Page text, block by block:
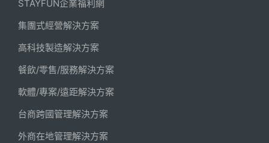
STAYFUN企業福利網
集團式經營解決方案
高科技製造解決方案
餐飲/零售/服務解決方案
軟體/專案/遠距解決方案
台商跨國管理解決方案
外商在地管理解決方案